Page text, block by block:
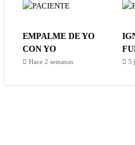
EMPALME DE YO
CON YO
Hace 2 semanas 5